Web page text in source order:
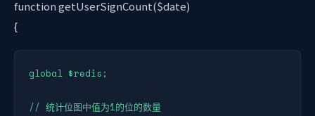
function getUserSignCount($date)
{
global $redis;
// 统计位图中值为1的位的数量